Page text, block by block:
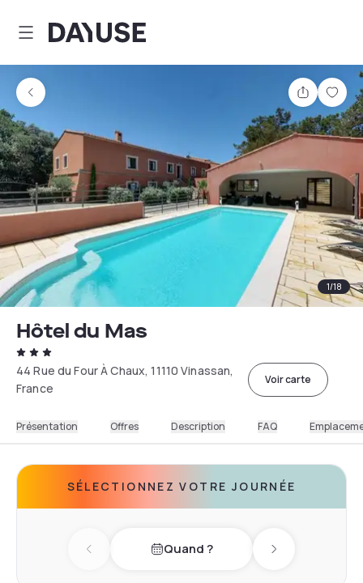
Dayuse
Partager
1/18
Hôtel du Mas
44 Rue du Four À Chaux, 11110 Vinassan,
France
Voir carte
Présentation Offres Description FAQ
SÉLECTIONNEZ VOTRE JOURNÉE
Previous dayQuand ? Next day